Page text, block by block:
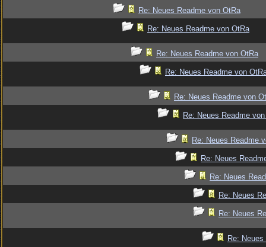
Re: Neues Readme von OtRa
Re: Neues Readme von OtRa
Re: Neues Readme von OtRa
Re: Neues Readme von
Re: Neues Readme von
Re: Neues Readme
Re: Neues Readme
Re: Neues
Re: Neues
Re: Neues
Re: Neues
Re: